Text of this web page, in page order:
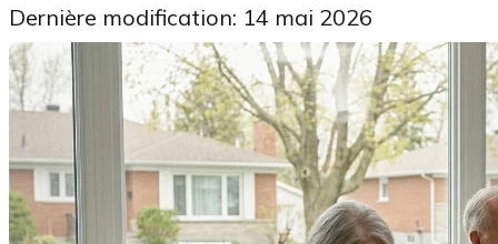
Dernière modification: 14 mai 2026